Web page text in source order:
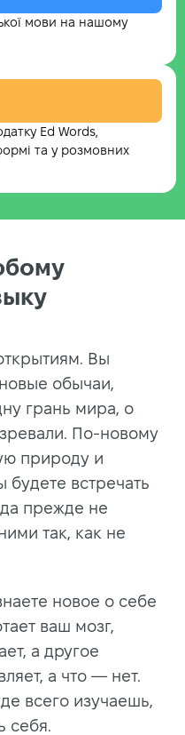
мови на нашому
Ed Words,
та у розмовних
Вы
обычаи,
грань мира, о
По-новому
природу и
будете встречать
прежде не
так, как не
новое о себе
ваш мозг,
а другое
а что — нет.
всего изучаешь,
себя.